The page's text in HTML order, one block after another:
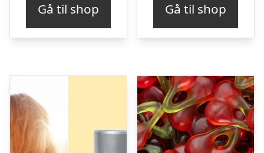
Gå til shop Gå til shop